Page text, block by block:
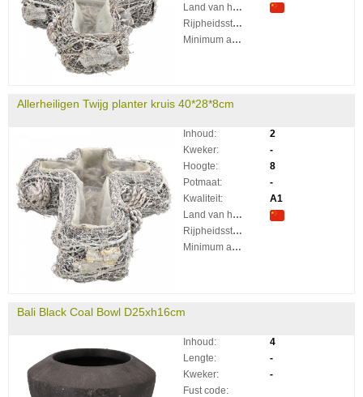
Land van herkomst:
Rijpheidsstadium:
Minimum aantal takken per plant:
Allerheiligen Twijg planter kruis 40*28*8cm
Inhoud:
2
Kweker:
-
Hoogte:
8
Potmaat:
-
Kwaliteit:
A1
Land van herkomst:
Rijpheidsstadium:
Minimum aantal takken per plant:
Bali Black Coal Bowl D25xh16cm
Inhoud:
4
Lengte:
-
Kweker:
-
Fust code: